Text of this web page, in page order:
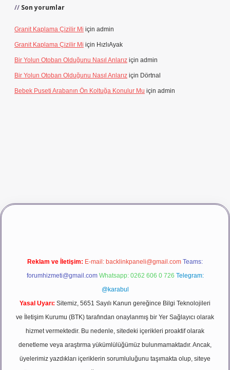
Son yorumlar
Granit Kaplama Çizilir Mi için admin
Granit Kaplama Çizilir Mi için HızlıAyak
Bir Yolun Otoban Olduğunu Nasıl Anlarız için admin
Bir Yolun Otoban Olduğunu Nasıl Anlarız için Dörtnal
Bebek Puseti Arabanın Ön Koltuğa Konulur Mu için admin
vdcasino girişbetexper
Reklam ve İletişim: E-mail: backlinkpaneli@gmail.com Teams:
forumhizmeti@gmail.com Whatsapp: 0262 606 0 726 Telegram:
@karabul
Yasal Uyarı: Sitemiz, 5651 Sayılı Kanun gereğince Bilgi Teknolojileri
ve İletişim Kurumu (BTK) tarafından onaylanmış bir Yer Sağlayıcı olarak
hizmet vermektedir. Bu nedenle, sitedeki içerikleri proaktif olarak
denetleme veya araştırma yükümlülüğümüz bulunmamaktadır. Ancak,
üyelerimiz yazdıkları içeriklerin sorumluluğunu taşımakta olup, siteye